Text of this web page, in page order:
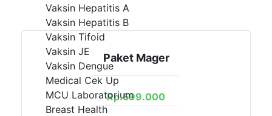
Vaksin Hepatitis A
Vaksin Hepatitis B
Vaksin Tifoid
Vaksin JE
Vaksin Dengue
Medical Cek Up
MCU Laboratorium
Breast Health
Paket Mager
Rp.599.000